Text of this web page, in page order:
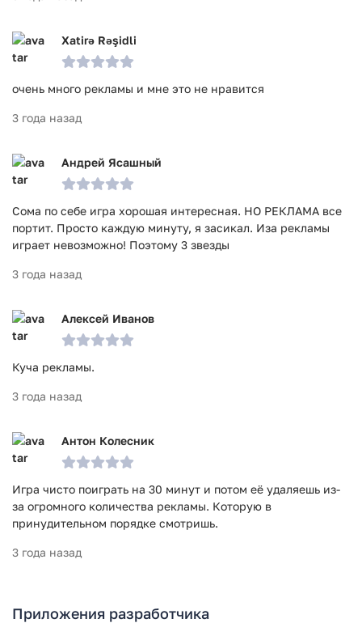
Xatirə Rəşidli
очень много рекламы и мне это не нравится
3 года назад
Андрей Ясашный
Сома по себе игра хорошая интересная. НО РЕКЛАМА все
портит. Просто каждую минуту, я засикал. Иза рекламы
играет невозможно! Поэтому 3 звезды
3 года назад
Алексей Иванов
Куча рекламы.
3 года назад
Антон Колесник
Игра чисто поиграть на 30 минут и потом её удаляешь из-
за огромного количества рекламы. Которую в
принудительном порядке смотришь.
3 года назад
Приложения разработчика